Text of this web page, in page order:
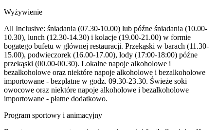
Wyżywienie
All Inclusive: śniadania (07.30-10.00) lub późne śniadania (10.00-
10.30), lunch (12.30-14.30) i kolacje (19.00-21.00) w formie
bogatego bufetu w głównej restauracji. Przekąski w barach (11.30-
15.00), podwieczorek (16.00-17.00), lody (17:00-18:00) późne
przekąski (00.00-00.30). Lokalne napoje alkoholowe i
bezalkoholowe oraz niektóre napoje alkoholowe i bezalkoholowe
importowane - bezpłatne w godz. 09.30-23.30. Świeże soki
owocowe oraz niektóre napoje alkoholowe i bezalkoholowe
importowane - płatne dodatkowo.
Program sportowy i animacyjny